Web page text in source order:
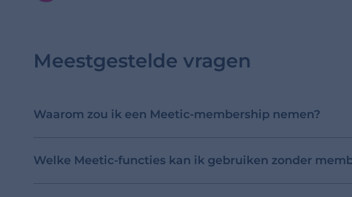
Meestgestelde vragen
Waarom zou ik een Meetic-membership nemen?
Welke Meetic-functies kan ik gebruiken zonder